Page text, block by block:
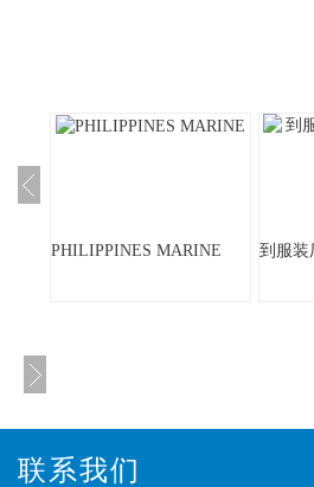
PHILIPPINES MARINE 到服装
联系我们